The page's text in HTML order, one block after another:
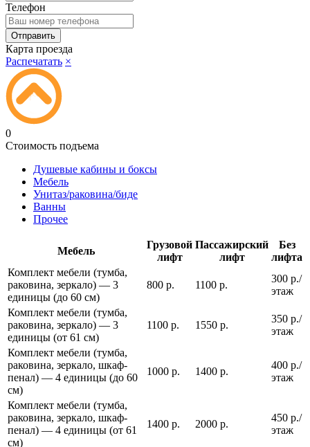
Телефон
Карта проезда
Распечатать ×
0
Стоимость подъема
Душевые кабины и боксы
Мебель
Унитаз/раковина/биде
Ванны
Прочее
Мебель
Грузовой
лифт
Пассажирский
лифт
Без
лифта
Комплект мебели (тумба,
раковина, зеркало) — 3
единицы (до 60 см)
800 р. 1100 р.
300 р./
этаж
Комплект мебели (тумба,
раковина, зеркало) — 3
единицы (от 61 см)
1100 р. 1550 р.
350 р./
этаж
Комплект мебели (тумба,
раковина, зеркало, шкаф-
пенал) — 4 единицы (до 60
см)
1000 р. 1400 р.
400 р./
этаж
Комплект мебели (тумба,
раковина, зеркало, шкаф-
пенал) — 4 единицы (от 61
см)
1400 р. 2000 р.
450 р./
этаж